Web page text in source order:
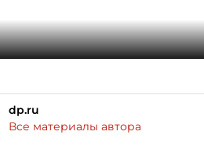
dp.ru
Все материалы автора